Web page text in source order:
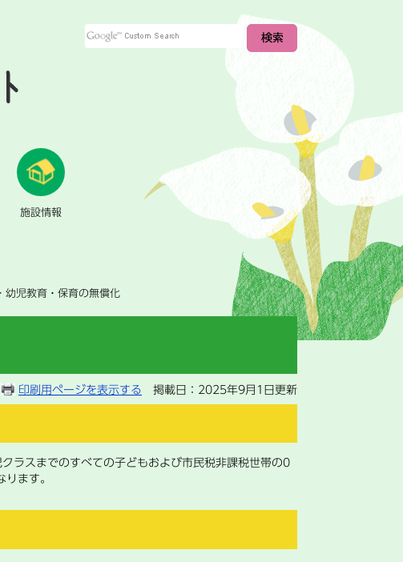
施設情報
幼児教育・保育の無償化
印刷用ページを表示する 掲載日：2025年9月1日更新
ラスまでのすべての子どもおよび市民税非課税世帯の0
ます。